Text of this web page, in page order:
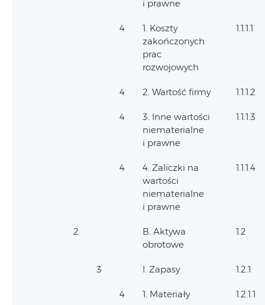
i prawne
4
1. Koszty
zakończonych
prac
rozwojowych
1.1.1.1
4 2. Wartość firmy 1.1.1.2
4
3. Inne wartości
niematerialne
i prawne
1.1.1.3
4
4. Zaliczki na
wartości
niematerialne
i prawne
1.1.1.4
2
B. Aktywa
obrotowe
1.2
3 I. Zapasy 1.2.1
4 1. Materiały 1.2.1.1